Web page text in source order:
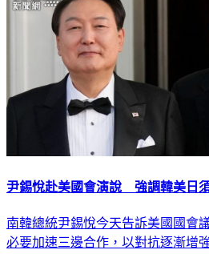
尹錫悅赴美國會演說 強調韓美日
南韓總統尹錫悅今天告訴美國國會
必要加速三邊合作，以對抗逐漸增